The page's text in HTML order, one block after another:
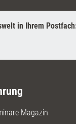
in Ihrem
Magazin